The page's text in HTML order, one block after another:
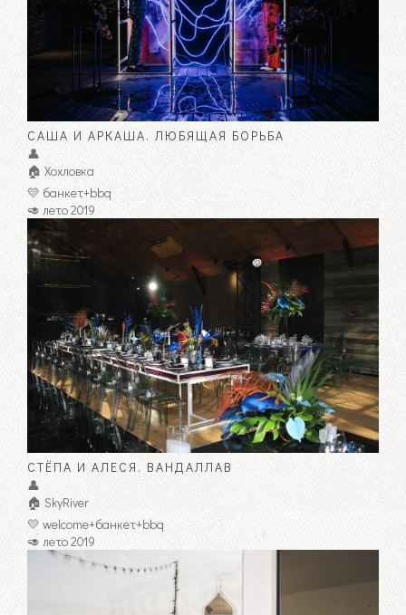
САША И АРКАША. ЛЮБЯЩАЯ БОРЬБА
👤
🏠 Хохловка
💛 банкет+bbq
🥑 лето 2019
СТЁПА И АЛЕСЯ. ВАНДАЛЛАВ
👤
🏠 SkyRiver
💛 welcome+банкет+bbq
🥑 лето 2019